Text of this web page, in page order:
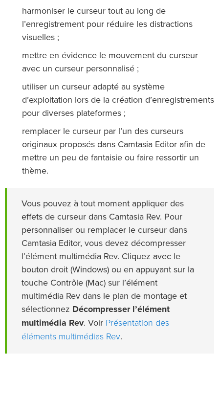
harmoniser le curseur tout au long de
l’enregistrement pour réduire les distractions
visuelles ;
mettre en évidence le mouvement du curseur
avec un curseur personnalisé ;
utiliser un curseur adapté au système
d’exploitation lors de la création d’enregistrements
pour diverses plateformes ;
remplacer le curseur par l’un des curseurs
originaux proposés dans Camtasia Editor afin de
mettre un peu de fantaisie ou faire ressortir un
thème.
Vous pouvez à tout moment appliquer des
effets de curseur dans Camtasia Rev. Pour
personnaliser ou remplacer le curseur dans
Camtasia Editor, vous devez décompresser
l’élément multimédia Rev. Cliquez avec le
bouton droit (Windows) ou en appuyant sur la
touche Contrôle (Mac) sur l’élément
multimédia Rev dans le plan de montage et
sélectionnez Décompresser l’élément
multimédia Rev. Voir Présentation des
éléments multimédias Rev.